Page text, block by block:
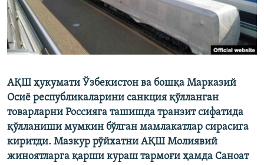
АҚШ ҳукумати Ўзбекистон ва бошқа Марказий
Осиё республикаларини санкция қўлланган
товарларни Россияга ташишда транзит сифатида
қўлланиши мумкин бўлган мамлакатлар сирасига
киритди. Мазкур рўйхатни АҚШ Молиявий
жиноятларга қарши кураш тармоғи ҳамда Саноат